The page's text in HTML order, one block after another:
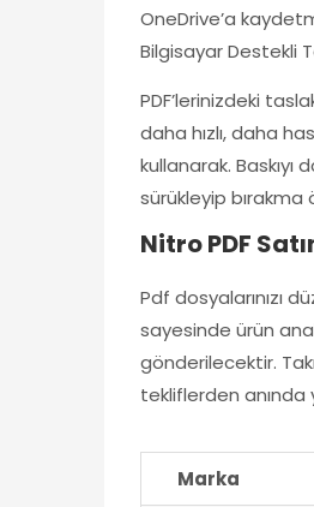
OneDrive’a
Bilgisayar Destekli
PDF’lerinizdeki
daha hızlı, daha
kullanarak.
sürükleyip bırakma
Nitro PDF
Pdf dosyalarınızı
sayesinde ürün
gönderilecektir.
tekliflerden anında
Marka